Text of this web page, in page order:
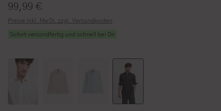
Regulärer Preis:
99,99 €
Preise inkl. MwSt. zzgl. Versandkosten
Sofort versandfertig und schnell bei Dir